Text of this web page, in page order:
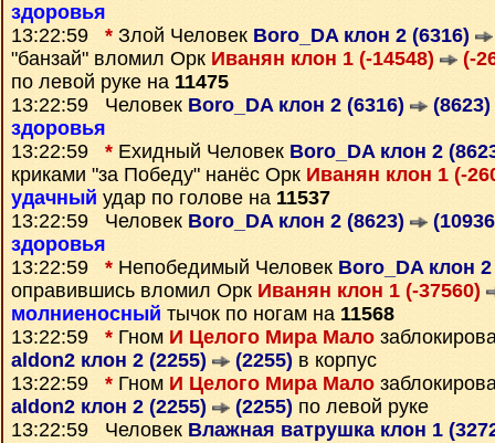
здоровья
13:22:59 * Злой Человек Boro_DA клон 2 (6316)
"банзай" вломил Орк Иванян клон 1 (-14548)
(-
по левой руке на 11475
13:22:59 Человек Boro_DA клон 2 (6316) (8623)
здоровья
13:22:59 * Ехидный Человек Boro_DA клон 2
криками "за Победу" нанёс Орк Иванян клон 1 (-
удачный удар по голове на 11537
13:22:59 Человек Boro_DA клон 2 (8623)
здоровья
13:22:59 * Непобедимый Человек Boro_DA клон
оправившись вломил Орк Иванян клон 1 (-37560)
молниеносный тычок по ногам на 11568
13:22:59 * Гном И Целого Мира Мало
aldon2 клон 2 (2255)
(2255) в корпус
13:22:59 * Гном И Целого Мира Мало
aldon2 клон 2 (2255)
(2255) по левой руке
13:22:59 Человек Влажная ватрушка клон 1